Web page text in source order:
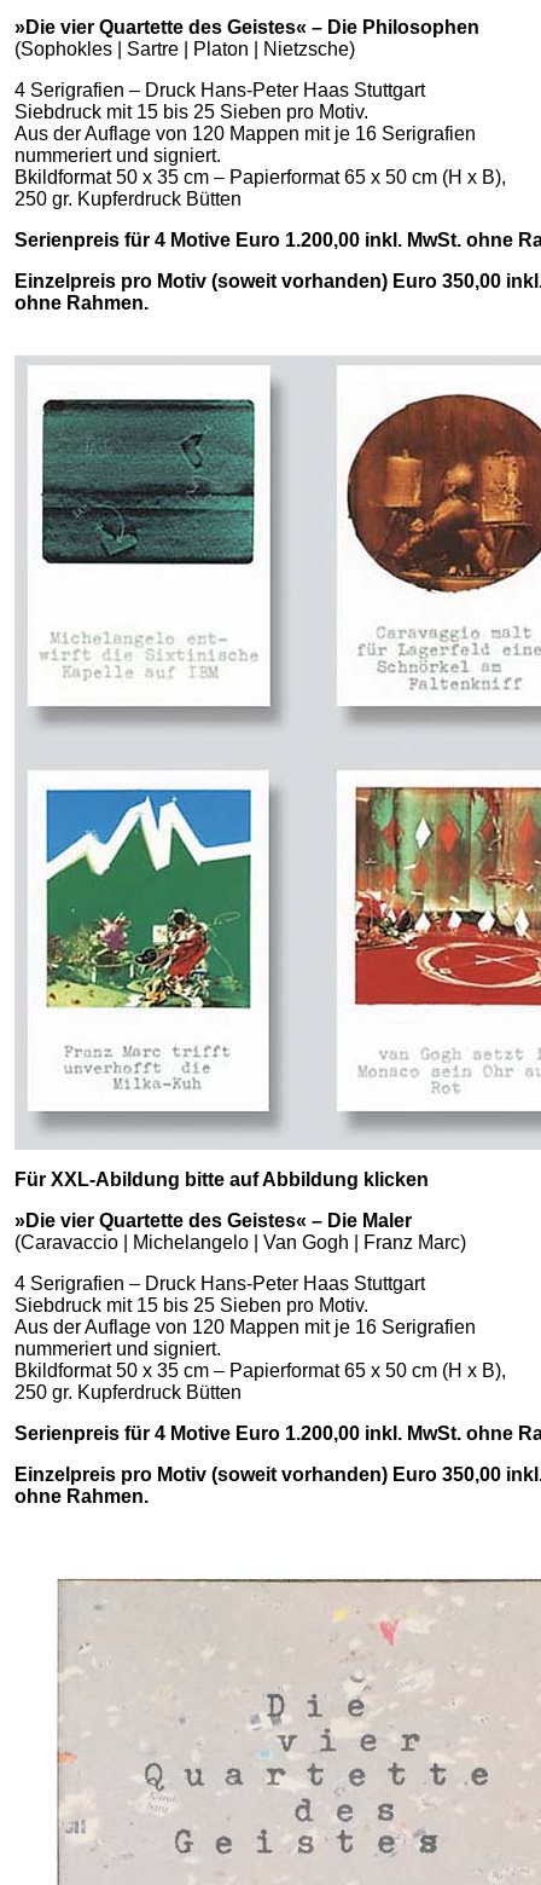
»Die vier Quartette des Geistes« – Die Philosophen
(Sophokles | Sartre | Platon | Nietzsche)
4 Serigrafien – Druck Hans-Peter Haas Stuttgart
Siebdruck mit 15 bis 25 Sieben pro Motiv.
Aus der Auflage von 120 Mappen mit je 16 Serigrafien
nummeriert und signiert.
Bkildformat 50 x 35 cm – Papierformat 65 x 50 cm (H x B),
250 gr. Kupferdruck Bütten
Serienpreis für 4 Motive Euro 1.200,00 inkl. MwSt. ohne
Einzelpreis pro Motiv (soweit vorhanden) Euro 350,00
ohne Rahmen.
Für XXL-Abildung bitte auf Abbildung klicken
»Die vier Quartette des Geistes« – Die Maler
(Caravaccio | Michelangelo | Van Gogh | Franz Marc)
4 Serigrafien – Druck Hans-Peter Haas Stuttgart
Siebdruck mit 15 bis 25 Sieben pro Motiv.
Aus der Auflage von 120 Mappen mit je 16 Serigrafien
nummeriert und signiert.
Bkildformat 50 x 35 cm – Papierformat 65 x 50 cm (H x B),
250 gr. Kupferdruck Bütten
Serienpreis für 4 Motive Euro 1.200,00 inkl. MwSt. ohne
Einzelpreis pro Motiv (soweit vorhanden) Euro 350,00
ohne Rahmen.